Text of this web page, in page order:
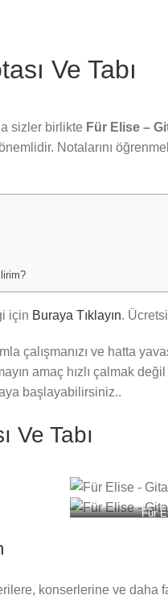
Ve Tabı
sizler birlikte Für Elise –
Notalarını
için Buraya Tıklayın.
çalışmanızı ve hatta
amaç hızlı çalmak
başlayabilirsiniz..
Ve Tabı
Für
konserlerine ve